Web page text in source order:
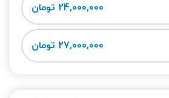
24,000,000 تومان
27,000,000 تومان